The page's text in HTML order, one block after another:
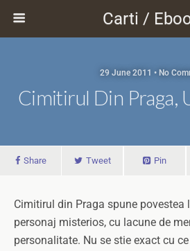
Carti /
29 June 2011 • No
Cimitirul Din Praga,
Share Tweet Pin
Cimitirul din Praga spune povestea
personaj misterios, cu lacune de
personalitate. Nu se stie exact cu